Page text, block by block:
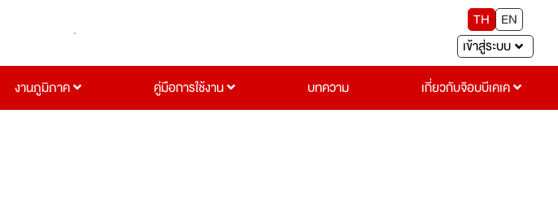
TH
EN
เข้าสู่ระบบ
งานภูมิภาค คู่มือการใช้งาน บทความ เกี่ยวกับจ๊อบบีเคเค